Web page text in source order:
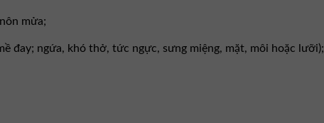
mửa;
đay; ngứa, khó thở, tức ngực, sưng miệng, mặt, môi hoặc lưỡi);